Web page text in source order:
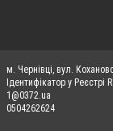
м. Чернівці, вул.
Ідентифікатор у Реєстрі
1@0372.ua
0504262624